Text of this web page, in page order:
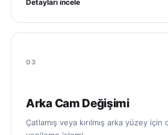
Detayları incele
03
Arka Cam Değişimi
Çatlamış veya kırılmış arka yüzey için